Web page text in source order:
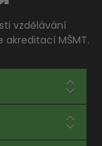
vzdělávání
MŠMT.